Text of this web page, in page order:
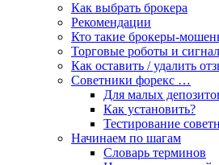
Как выбрать брокера
Рекомендации
Кто такие брокеры-
Торговые роботы и
Как оставить / удалить
Советники форекс …
Для малых
Как установить?
Тестирование
Начинаем по шагам
Словарь терминов